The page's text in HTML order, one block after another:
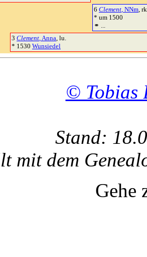
6 Clement, NNm,
* um 1500
⚭ ...
3 Clement, Anna, lu.
* 1530 Wunsiedel
© Tobias
Stand:
mit dem
Gehe